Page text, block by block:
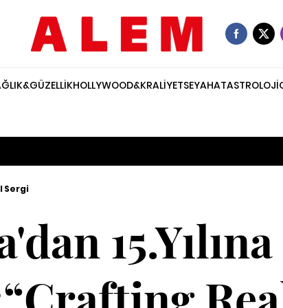
HOLLYWOOD&KRALİYETSEYAHATASTROLOJİ
Sergi